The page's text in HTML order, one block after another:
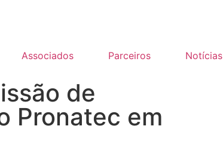
Associados Parceiros Notícias
de
Pronatec em